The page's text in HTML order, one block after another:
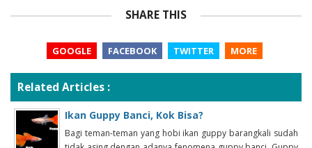
SHARE THIS
GOOGLE FACEBOOK TWITTER MORE
Related Articles :
Ikan Guppy Banci, Kok Bisa?
Bagi teman-teman yang hobi ikan guppy barangkali sudah